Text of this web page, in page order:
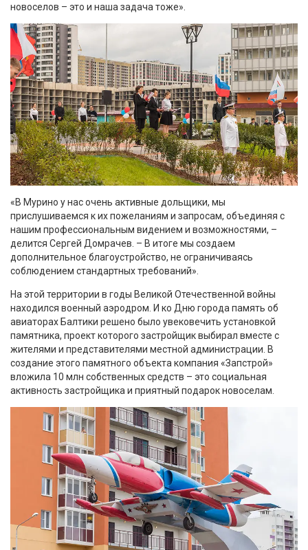
новоселов – это и наша задача тоже».
«В Мурино у нас очень активные дольщики, мы
прислушиваемся к их пожеланиям и запросам, объединяя с
нашим профессиональным видением и возможностями, –
делится Сергей Домрачев. – В итоге мы создаем
дополнительное благоустройство, не ограничиваясь
соблюдением стандартных требований».
На этой территории в годы Великой Отечественной войны
находился военный аэродром. И ко Дню города память об
авиаторах Балтики решено было увековечить установкой
памятника, проект которого застройщик выбирал вместе с
жителями и представителями местной администрации. В
создание этого памятного объекта компания «Запстрой»
вложила 10 млн собственных средств – это социальная
активность застройщика и приятный подарок новоселам.